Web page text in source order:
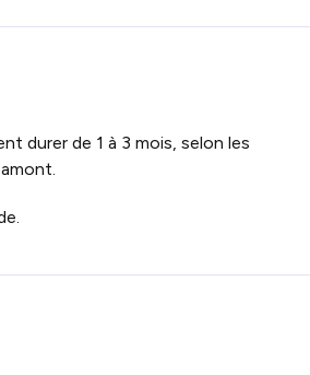
durer de 1 à 3 mois, selon les